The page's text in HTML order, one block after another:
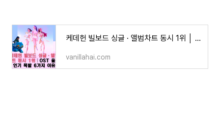
케데헌 빌보드 싱글 · 앨범차트 동시 1위 │ OST 올킬! 인기 폭발 6가지 이유
vanillahai.com